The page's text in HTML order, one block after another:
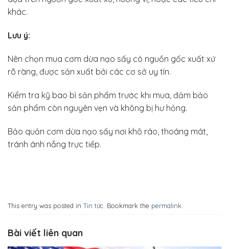
khác.
Lưu ý:
Nên chọn mua cơm dừa nạo sấy có nguồn gốc xuất xứ
rõ ràng, được sản xuất bởi các cơ sở uy tín.
Kiểm tra kỹ bao bì sản phẩm trước khi mua, đảm bảo
sản phẩm còn nguyên vẹn và không bị hư hỏng.
Bảo quản cơm dừa nạo sấy nơi khô ráo, thoáng mát,
tránh ánh nắng trực tiếp.
This entry was posted in Tin tức . Bookmark the permalink
Bài viết liên quan